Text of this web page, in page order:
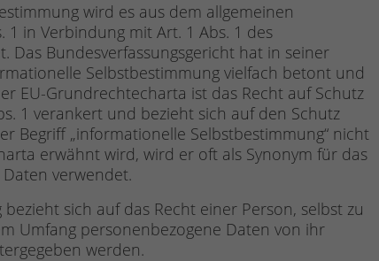
wird es aus dem allgemeinen
1 in Verbindung mit Art. 1 Abs. 1 des
Das Bundesverfassungsgericht hat in seiner
Selbstbestimmung vielfach betont und
EU-Grundrechtecharta ist das Recht auf Schutz
1 verankert und bezieht sich auf den Schutz
Begriff „informationelle Selbstbestimmung“ nicht
erwähnt wird, wird er oft als Synonym für das
verwendet.
sich auf das Recht einer Person, selbst zu
Umfang personenbezogene Daten von ihr
werden.